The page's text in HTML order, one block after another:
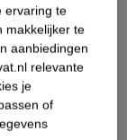
zijn.
Plus doen er
over
dat je een klacht
onze service te
ervaring te
makkelijker te
aanbiedingen
relevante
je
of